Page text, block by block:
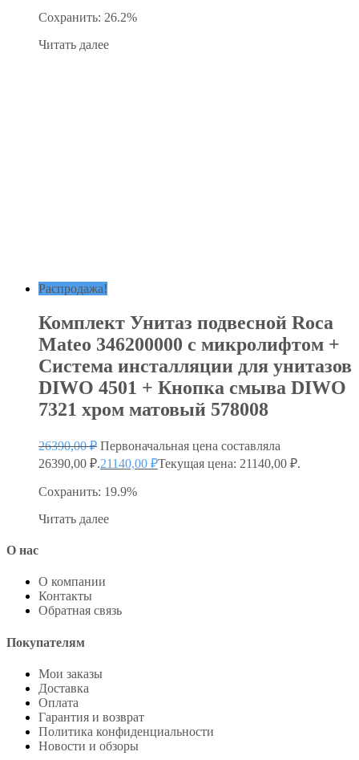
Сохранить: 26.2%
Читать далее
Распродажа!
Комплект Унитаз подвесной Roca
Mateo 346200000 с микролифтом +
Система инсталляции для унитазов
DIWO 4501 + Кнопка смыва DIWO
7321 хром матовый 578008
26390,00₽ Первоначальная цена составляла
26390,00 ₽.21140,00 ₽Текущая цена: 21140,00 ₽.
Сохранить: 19.9%
Читать далее
О нас
О компании
Контакты
Обратная связь
Покупателям
Мои заказы
Доставка
Оплата
Гарантия и возврат
Политика конфиденциальности
Новости и обзоры